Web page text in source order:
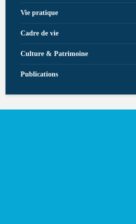
Vie pratique
Cadre de vie
Culture & Patrimoine
Publications